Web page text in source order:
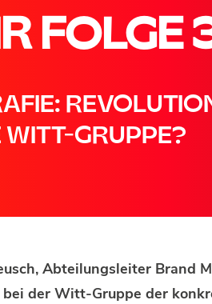
FOLGE
WITT-GRUPPE?
Abteilungsleiter Brand
der Witt-Gruppe der